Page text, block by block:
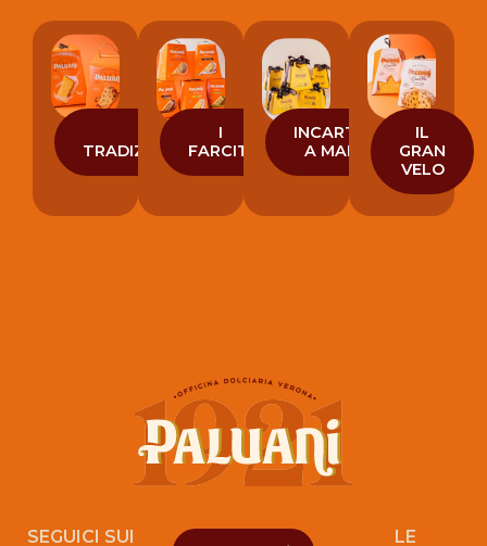
TRADIZIONALI
I
FARCITI
INCARTATI
A MANO
IL
GRAN
VELO
SEGUICI SUI
LE